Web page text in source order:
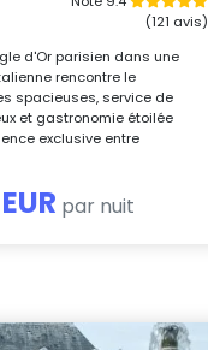
(121 avis)
d'Or parisien dans une
rencontre le
spacieuses, service de
et gastronomie étoilée
exclusive entre
par nuit